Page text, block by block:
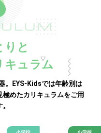
りと
キュラム
。EYS-Kidsでは年齢別は
めたカリキュラムをご用